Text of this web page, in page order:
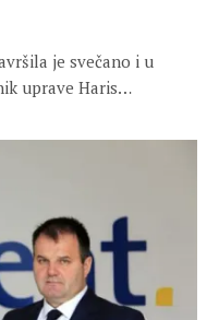
je svečano i u
uprave Haris…